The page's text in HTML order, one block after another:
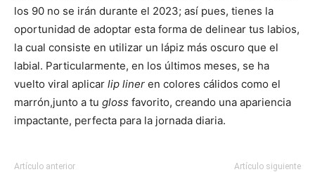
los 90 no se irán durante el 2023; así pues, tienes la
oportunidad de adoptar esta forma de delinear tus labios,
la cual consiste en utilizar un lápiz más oscuro que el
labial. Particularmente, en los últimos meses, se ha
vuelto viral aplicar lip liner en colores cálidos como el
marrón,junto a tu gloss favorito, creando una apariencia
impactante, perfecta para la jornada diaria.
Artículo anterior Artículo siguiente